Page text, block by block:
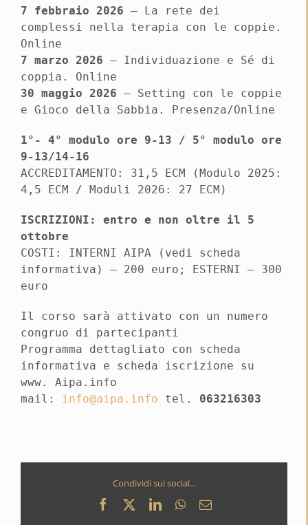
7 febbraio 2026 – La rete dei
complessi nella terapia con le coppie.
Online
7 marzo 2026 – Individuazione e Sé di
coppia. Online
30 maggio 2026 – Setting con le coppie
e Gioco della Sabbia. Presenza/Online
1°- 4° modulo ore 9-13 / 5° modulo ore
9-13/14-16
ACCREDITAMENTO: 31,5 ECM (Modulo 2025:
4,5 ECM / Moduli 2026: 27 ECM)
ISCRIZIONI: entro e non oltre il 5
ottobre
COSTI: INTERNI AIPA (vedi scheda
informativa) – 200 euro; ESTERNI – 300
euro
Il corso sarà attivato con un numero
congruo di partecipanti
Programma dettagliato con scheda
informativa e scheda iscrizione su
www. Aipa.info
mail: info@aipa.info tel. 063216303
Condividi sui social...
Facebook
X LinkedInWhatsApp
Email